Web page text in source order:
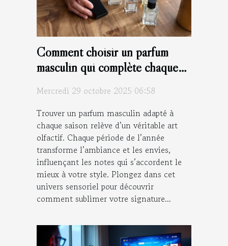
Comment choisir un parfum
masculin qui complète chaque
Mercredi 29 octobre 2025 06:58
Trouver un parfum masculin adapté à
chaque saison relève d’un véritable art
olfactif. Chaque période de l’année
transforme l’ambiance et les envies,
influençant les notes qui s’accordent le
mieux à votre style. Plongez dans cet
univers sensoriel pour découvrir
comment sublimer votre signature...